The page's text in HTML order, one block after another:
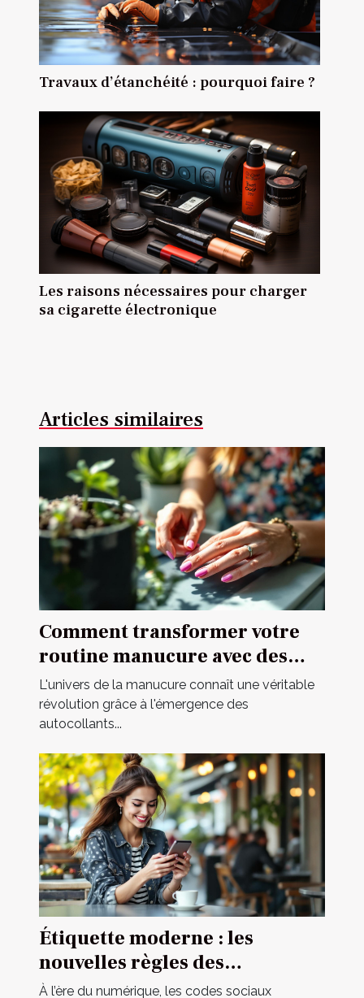
Travaux d’étanchéité : pourquoi faire ?
Les raisons nécessaires pour charger
sa cigarette électronique
Articles similaires
Comment transformer votre
routine manucure avec des
autocollants ?
L'univers de la manucure connaît une véritable
révolution grâce à l'émergence des
autocollants...
Étiquette moderne : les
nouvelles règles des
rencontres occasionnelles
À l’ère du numérique, les codes sociaux